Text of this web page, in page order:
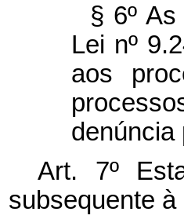
§ 6º
Lei nº
aos
denúncia
Art. 7º
subsequente